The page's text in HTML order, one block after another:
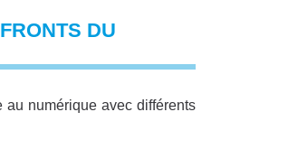
DU
numérique avec différents